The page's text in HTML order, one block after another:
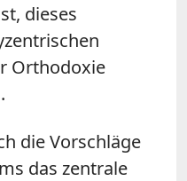
dieses
Orthodoxie
die Vorschläge
das zentrale